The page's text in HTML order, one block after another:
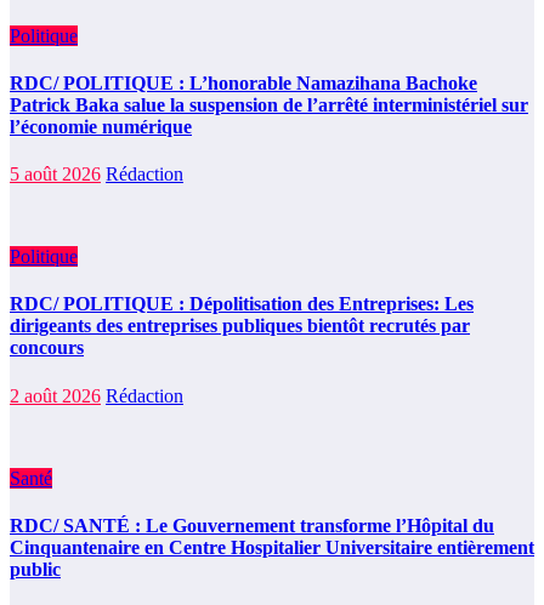
Politique
RDC/ POLITIQUE : L’honorable Namazihana Bachoke
Patrick Baka salue la suspension de l’arrêté interministériel sur
l’économie numérique
5 août 2026 Rédaction
Politique
RDC/ POLITIQUE : Dépolitisation des Entreprises: Les
dirigeants des entreprises publiques bientôt recrutés par
concours
2 août 2026 Rédaction
Santé
RDC/ SANTÉ : Le Gouvernement transforme l’Hôpital du
Cinquantenaire en Centre Hospitalier Universitaire entièrement
public